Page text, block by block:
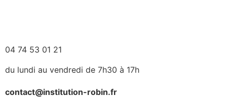
04 74 53 01 21
du lundi au vendredi de 7h30 à 17h
contact@institution-robin.fr